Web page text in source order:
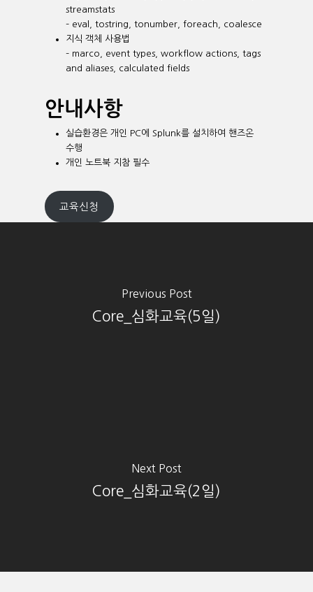
streamstats
– eval, tostring, tonumber, foreach, coalesce
지식 객체 사용법
– marco, event types, workflow actions, tags
and aliases, calculated fields
안내사항
실습환경은 개인 PC에 Splunk를 설치하여 핸즈온
수행
개인 노트북 지참 필수
교육신청
Previous Post
Core_심화교육(5일)
Next Post
Core_심화교육(2일)